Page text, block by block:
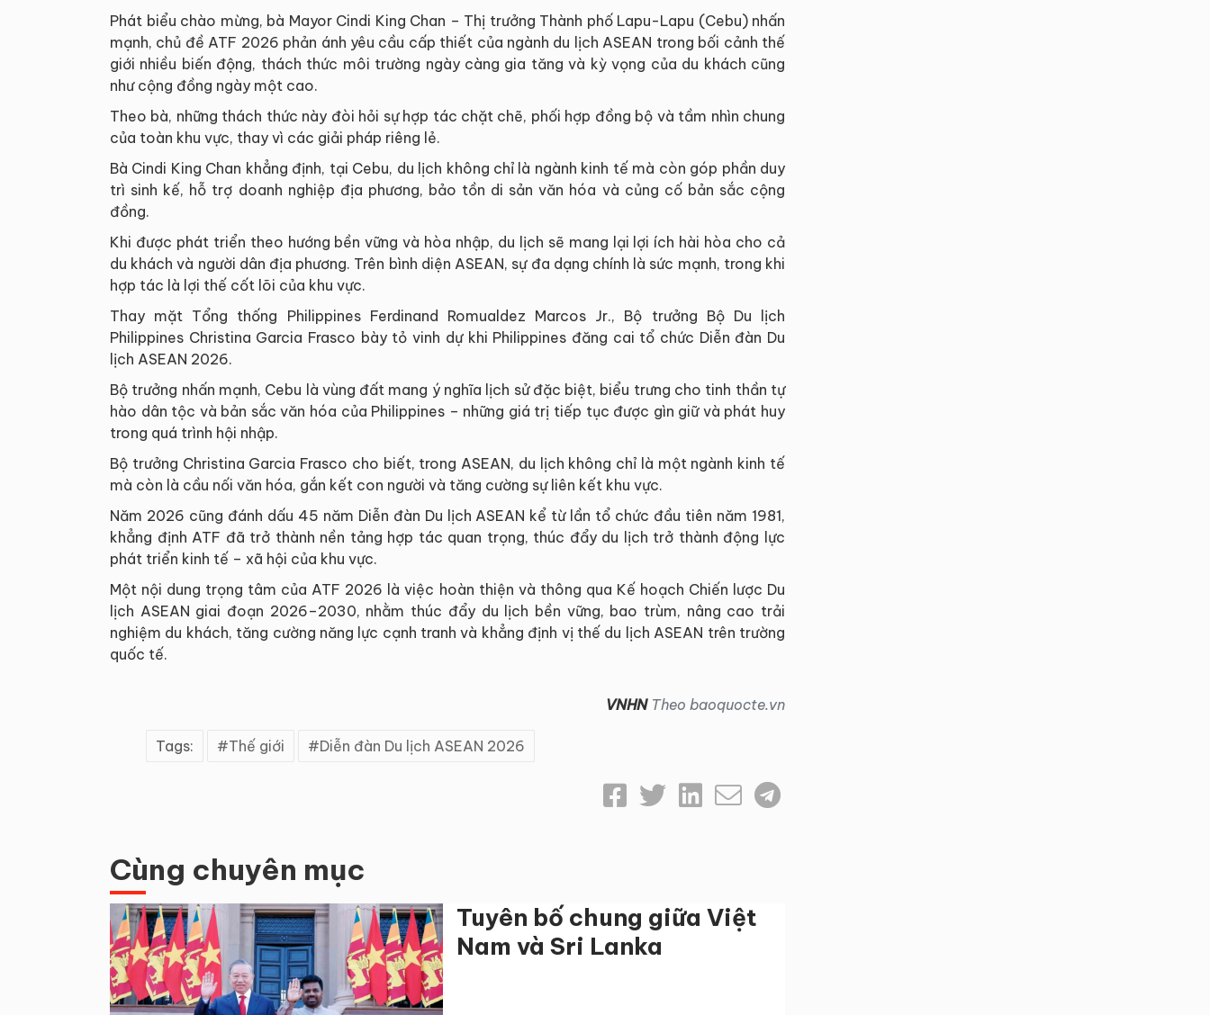
Phát biểu chào mừng, bà Mayor Cindi King Chan – Thị trưởng Thành phố Lapu-Lapu (Cebu) nhấn
mạnh, chủ đề ATF 2026 phản ánh yêu cầu cấp thiết của ngành du lịch ASEAN trong bối cảnh thế
giới nhiều biến động, thách thức môi trường ngày càng gia tăng và kỳ vọng của du khách cũng
như cộng đồng ngày một cao.
Theo bà, những thách thức này đòi hỏi sự hợp tác chặt chẽ, phối hợp đồng bộ và tầm nhìn chung
của toàn khu vực, thay vì các giải pháp riêng lẻ.
Bà Cindi King Chan khẳng định, tại Cebu, du lịch không chỉ là ngành kinh tế mà còn góp phần duy
trì sinh kế, hỗ trợ doanh nghiệp địa phương, bảo tồn di sản văn hóa và củng cố bản sắc cộng
đồng.
Khi được phát triển theo hướng bền vững và hòa nhập, du lịch sẽ mang lại lợi ích hài hòa cho cả
du khách và người dân địa phương. Trên bình diện ASEAN, sự đa dạng chính là sức mạnh, trong khi
hợp tác là lợi thế cốt lõi của khu vực.
Thay mặt Tổng thống Philippines Ferdinand Romualdez Marcos Jr., Bộ trưởng Bộ Du lịch
Philippines Christina Garcia Frasco bày tỏ vinh dự khi Philippines đăng cai tổ chức Diễn đàn Du
lịch ASEAN 2026.
Bộ trưởng nhấn mạnh, Cebu là vùng đất mang ý nghĩa lịch sử đặc biệt, biểu trưng cho tinh thần tự
hào dân tộc và bản sắc văn hóa của Philippines – những giá trị tiếp tục được gìn giữ và phát huy
trong quá trình hội nhập.
Bộ trưởng Christina Garcia Frasco cho biết, trong ASEAN, du lịch không chỉ là một ngành kinh tế
mà còn là cầu nối văn hóa, gắn kết con người và tăng cường sự liên kết khu vực.
Năm 2026 cũng đánh dấu 45 năm Diễn đàn Du lịch ASEAN kể từ lần tổ chức đầu tiên năm 1981,
khẳng định ATF đã trở thành nền tảng hợp tác quan trọng, thúc đẩy du lịch trở thành động lực
phát triển kinh tế – xã hội của khu vực.
Một nội dung trọng tâm của ATF 2026 là việc hoàn thiện và thông qua Kế hoạch Chiến lược Du
lịch ASEAN giai đoạn 2026–2030, nhằm thúc đẩy du lịch bền vững, bao trùm, nâng cao trải
nghiệm du khách, tăng cường năng lực cạnh tranh và khẳng định vị thế du lịch ASEAN trên trường
quốc tế.
VNHN Theo baoquocte.vn
Tags: Thế giới Diễn đàn Du lịch ASEAN 2026
Cùng chuyên mục
Tuyên bố chung giữa Việt
Nam và Sri Lanka